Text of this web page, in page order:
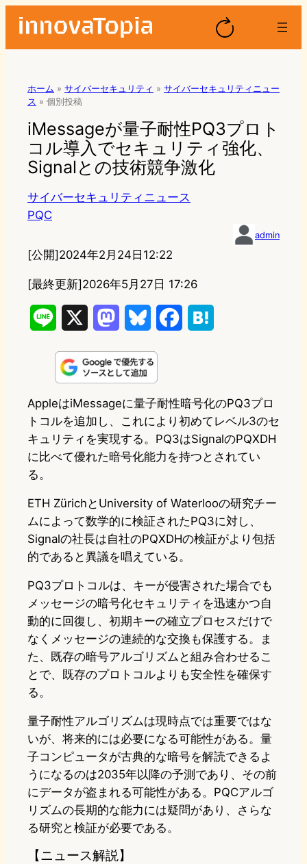
ホーム » サイバーセキュリティ » サイバーセキュリティニュー
ス » 個別投稿
iMessageが量子耐性PQ3プロト
コル導入でセキュリティ強化、
Signalとの技術競争激化
サイバーセキュリティニュース
PQC
admin
[公開]2024年2月24日12:22
[最終更新]2026年5月27日 17:26
n
s
o
d
n
u
e
s
k
e
b
o
k
n
a
AppleはiMessageに量子耐性暗号化のPQ3プロ
トコルを追加し、これにより初めてレベル3のセ
キュリティを実現する。PQ3はSignalのPQXDH
に比べて優れた暗号化能力を持つとされてい
る。
ETH ZürichとUniversity of Waterlooの研究チー
ムによって数学的に検証されたPQ3に対し、
Signalの社長は自社のPQXDHの検証がより包括
的であると異議を唱えている。
PQ3プロトコルは、キーが侵害された場合でも
メッセージの暗号化セキュリティを迅速かつ自
動的に回復し、初期キーの確立プロセスだけで
なくメッセージの連続的な交換も保護する。ま
た、既存の暗号アルゴリズムと組み合わせるこ
とで、既存のプロトコルよりも安全性を確保す
る。
量子耐性アルゴリズムは現時点では重要ではな
いが、将来的には必要になる可能性がある。量
子コンピュータが古典的な暗号を解読できるよ
うになるのは2035年以降の予測であり、その前
にデータが盗まれる可能性がある。PQCアルゴ
リズムの長期的な能力には疑問があり、さらな
る研究と検証が必要である。
【ニュース解説】